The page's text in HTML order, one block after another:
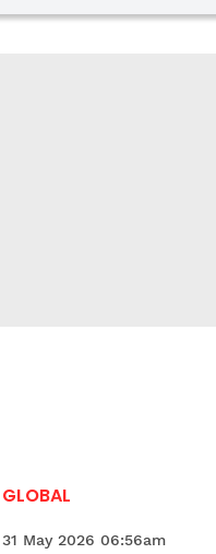
GLOBAL
31 May 2026 06:56am